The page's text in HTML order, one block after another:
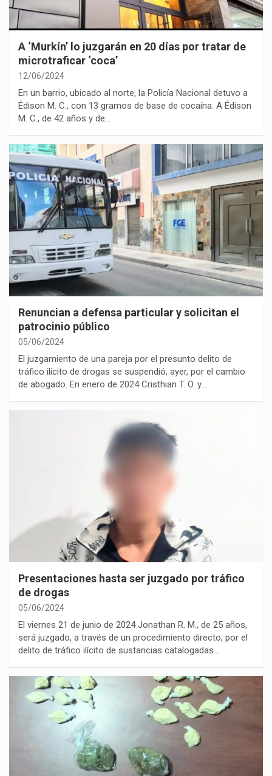
A ‘Murkín’ lo juzgarán en 20 días por tratar de
microtraficar ‘coca’
12/06/2024
En un barrio, ubicado al norte, la Policía Nacional detuvo a
Édison M. C., con 13 gramos de base de cocaína. A Édison
M. C., de 42 años y de…
Renuncian a defensa particular y solicitan el
patrocinio público
05/06/2024
El juzgamiento de una pareja por el presunto delito de
tráfico ilícito de drogas se suspendió, ayer, por el cambio
de abogado. En enero de 2024 Cristhian T. O. y…
Presentaciones hasta ser juzgado por tráfico
de drogas
05/06/2024
El viernes 21 de junio de 2024 Jonathan R. M., de 25 años,
será juzgado, a través de un procedimiento directo, por el
delito de tráfico ilícito de sustancias catalogadas…